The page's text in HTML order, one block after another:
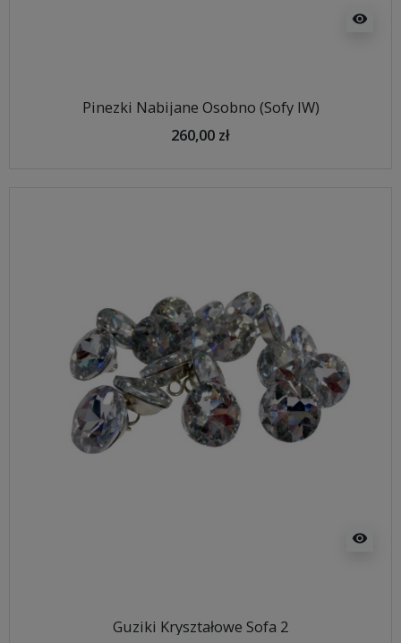
visibility
Pinezki Nabijane Osobno (Sofy IW)
260,00 zł
visibility
Guziki Kryształowe Sofa 2